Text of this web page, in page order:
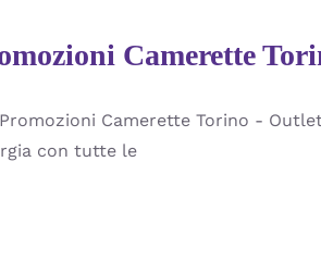
Camerette
Camerette Torino -
con tutte le